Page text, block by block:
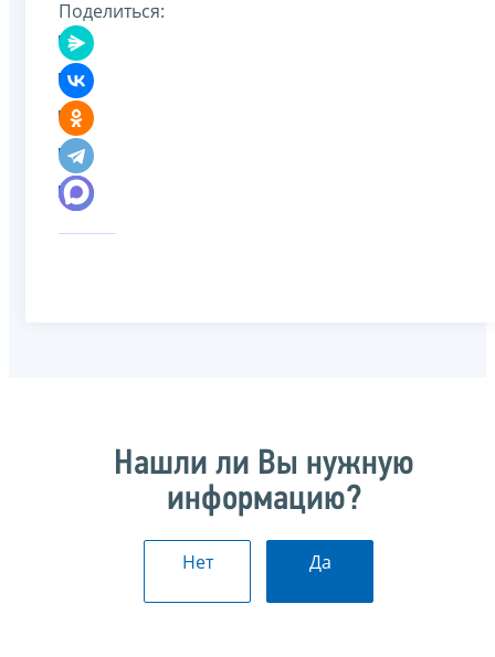
Поделиться:
Нашли ли Вы нужную
информацию?
Нет Да